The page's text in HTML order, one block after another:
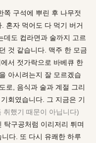
쪽 구석에 뿌린 후 나무젓
혼자 먹어도 다 먹기 버거
데도 컵라면과 술까지 고르
것 같습니다. 맥주 한 모금
서 젓가락으로 바베큐 한
아시려는지 잘 모르겠습
로, 음식과 술과 계절 그리
회였습니다. 그 지금은 기
취했기 때문이 아닙니다)
탁구공처럼 이리저리 튀며
다. 또 다시 유쾌한 하루